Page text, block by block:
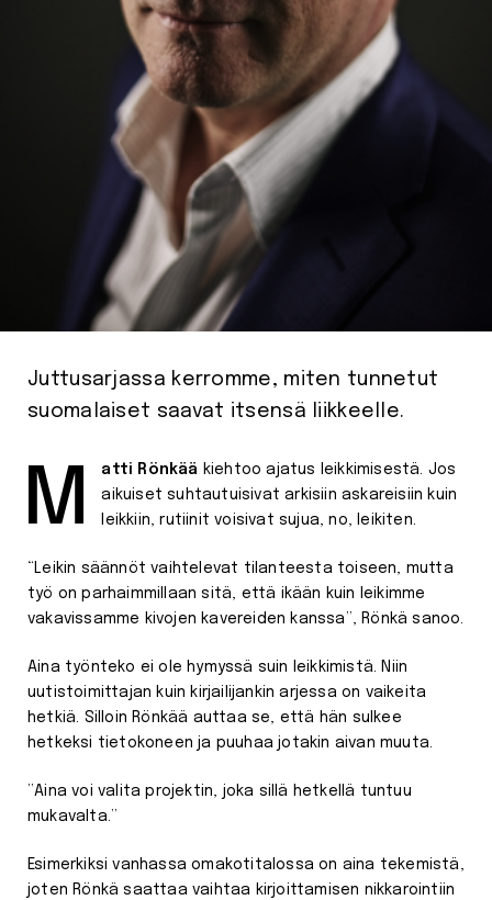
Juttusarjassa kerromme, miten tunnetut
suomalaiset saavat itsensä liikkeelle.
Matti Rönkää kiehtoo ajatus leikkimisestä. Jos
aikuiset suhtautuisivat arkisiin askareisiin kuin
leikkiin, rutiinit voisivat sujua, no, leikiten.
“Leikin säännöt vaihtelevat tilanteesta toiseen, mutta
työ on parhaimmillaan sitä, että ikään kuin leikimme
vakavissamme kivojen kavereiden kanssa”, Rönkä sanoo.
Aina työnteko ei ole hymyssä suin leikkimistä. Niin
uutistoimittajan kuin kirjailijankin arjessa on vaikeita
hetkiä. Silloin Rönkää auttaa se, että hän sulkee
hetkeksi tietokoneen ja puuhaa jotakin aivan muuta.
”Aina voi valita projektin, joka sillä hetkellä tuntuu
mukavalta.”
Esimerkiksi vanhassa omakotitalossa on aina tekemistä,
joten Rönkä saattaa vaihtaa kirjoittamisen nikkarointiin